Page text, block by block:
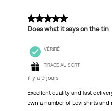
5 sur 5 étoiles.
Does what it says on the tin
VÉRIFIÉ
TIRAGE AU SORT
il y a 9 jours
Excellent quality and fast
own a number of Levi shirts and